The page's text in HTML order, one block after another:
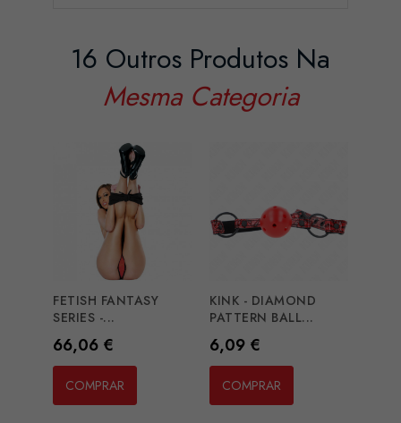
16 Outros Produtos Na
Mesma Categoria
FETISH FANTASY
SERIES -...
Preço
66,06 €
COMPRAR
KINK - DIAMOND
PATTERN BALL...
Preço
6,09 €
COMPRAR